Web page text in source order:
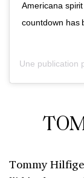
Americana
countdown has
Une publication
Tommy